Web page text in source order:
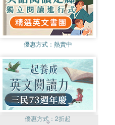
優惠方式： 熱賣中
優惠方式：2折起